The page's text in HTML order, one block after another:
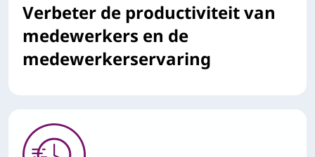
Verbeter de productiviteit van
medewerkers en de
medewerkerservaring